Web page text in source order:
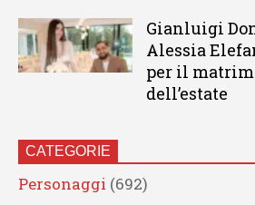
Gianluigi
Alessia
per il
dell’estate
CATEGORIE
Personaggi (692)